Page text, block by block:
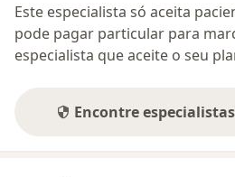
Este especialista só aceita
pode pagar particular para
especialista que aceite o seu
Encontre